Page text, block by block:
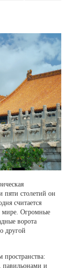
пяти столетий он
считается
мире. Огромные
ворота
другой
пространства:
павильонами и